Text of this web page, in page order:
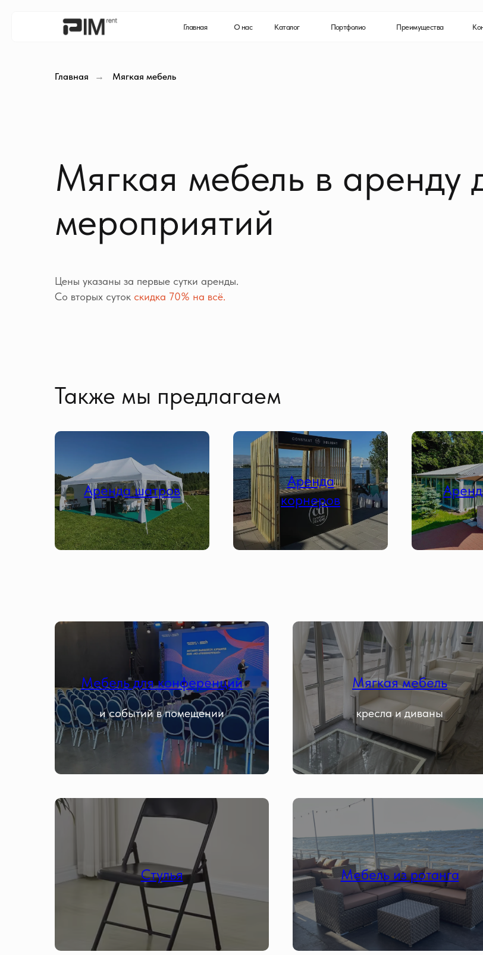
Главная
Главная → Мягкая мебель
Мягкая мебель в аренду
мероприятий
Цены указаны за первые сутки аренды.
Со вторых суток скидка 70% на всё.
Также мы предлагаем
Аренда шатров
Аренда
корнеров
Мебель для конференций
и событий в помещении
Мягкая мебель
кресла и диваны
Стулья Мебель из ротанга